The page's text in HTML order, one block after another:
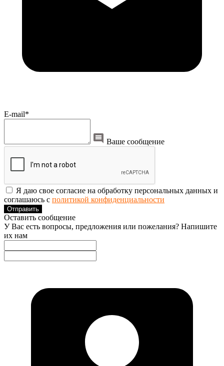
E-mail*
Ваше сообщение
Я даю свое согласие на обработку персональных данных и
соглашаюсь с политикой конфиденциальности
Отправить
Оставить сообщение
У Вас есть вопросы, предложения или пожелания? Напишите
их нам